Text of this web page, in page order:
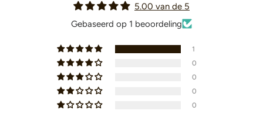
5.00 van de 5
Gebaseerd op 1 beoordeling
1
0
0
0
0